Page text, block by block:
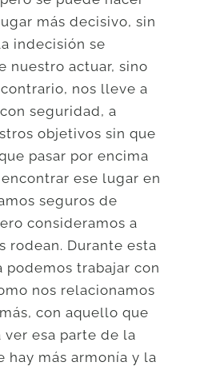
más decisivo, sin
indecisión se
nuestro actuar, sino
nos lleve a
seguridad, a
objetivos sin que
pasar por encima
ese lugar en
seguros de
consideramos a
rodean. Durante esta
podemos trabajar con
nos relacionamos
con aquello que
ver esa parte de la
hay más armonía y la